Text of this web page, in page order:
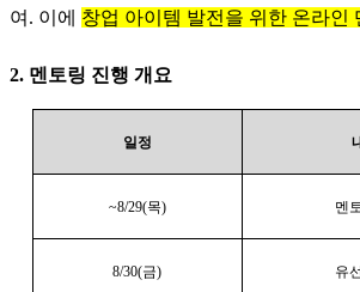
여. 이에 창업 아이템 발전을 위한 온라인
2. 멘토링 진행 개요
일정
~8/29(목) 멘
8/30(금) 유